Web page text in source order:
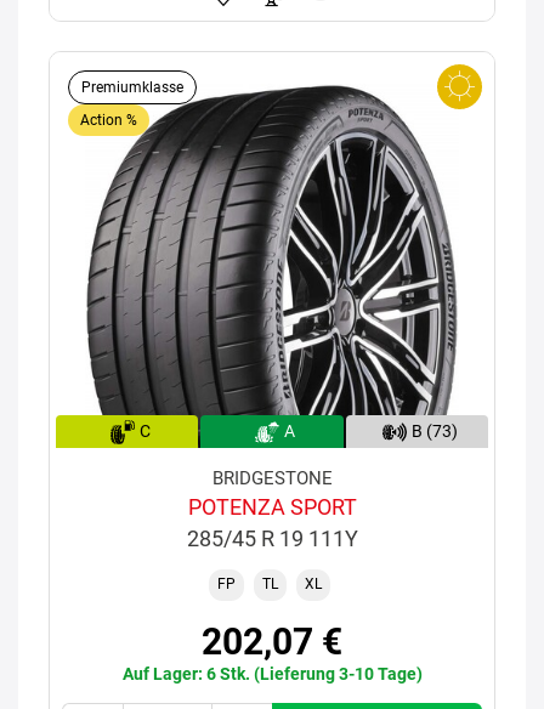
Premiumklasse
Action %
C A B (73)
BRIDGESTONE
POTENZA SPORT
285/45 R 19 111Y
FP TL XL
202,07 €
Auf Lager: 6 Stk. (Lieferung 3-10 Tage)